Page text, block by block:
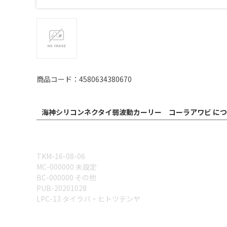
商品コード：4580634380670
海神シリコンネクタイ弱波動カーリー コーラアワビ に
TKM-16-08-06
MC-000000 未設定
BC-000000 その他
PUB-20201028
LPC-13 タイラバ・ヒトツテンヤ